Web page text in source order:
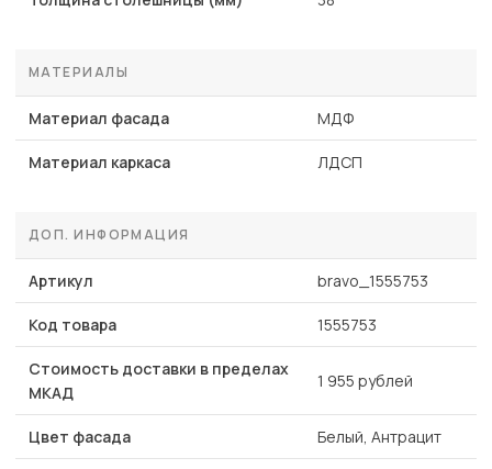
МАТЕРИАЛЫ
Материал фасада МДФ
Материал каркаса ЛДСП
ДОП. ИНФОРМАЦИЯ
Артикул bravo_1555753
Код товара 1555753
Стоимость доставки в пределах
МКАД
1 955 рублей
Цвет фасада Белый, Антрацит